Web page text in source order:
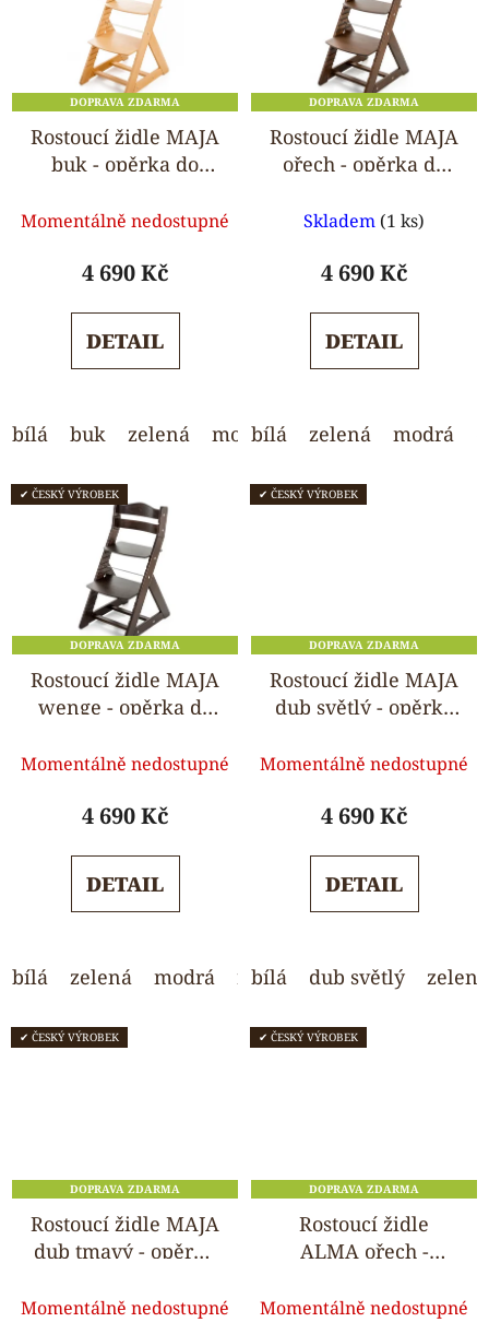
DOPRAVA ZDARMA
Rostoucí židle MAJA
buk - opěrka do
hodnocení
produktu
5,0
z
Momentálně nedostupné
4 690 Kč
DETAIL
bílá buk zelená modrá růžová světle šedá
DOPRAVA ZDARMA
Rostoucí židle MAJA
ořech - opěrka do
hodnocení
produktu
5,0
z
Skladem (1 ks)
4 690 Kč
DETAIL
bílá zelená modrá
✔ ČESKÝ VÝROBEK
DOPRAVA ZDARMA
Rostoucí židle MAJA
wenge - opěrka do
hodnocení
produktu
5,0
z
Momentálně nedostupné
4 690 Kč
DETAIL
bílá zelená modrá růžová světle šedá
✔ ČESKÝ VÝROBEK
DOPRAVA ZDARMA
Rostoucí židle MAJA
dub světlý - opěrka
hodnocení
produktu
5,0
z
Momentálně nedostupné
4 690 Kč
DETAIL
bílá dub světlý zelená
✔ ČESKÝ VÝROBEK
DOPRAVA ZDARMA
Rostoucí židle MAJA
dub tmavý - opěrka
hodnocení
Momentálně nedostupné
✔ ČESKÝ VÝROBEK
DOPRAVA ZDARMA
Rostoucí židle
ALMA ořech -
hodnocení
Momentálně nedostupné